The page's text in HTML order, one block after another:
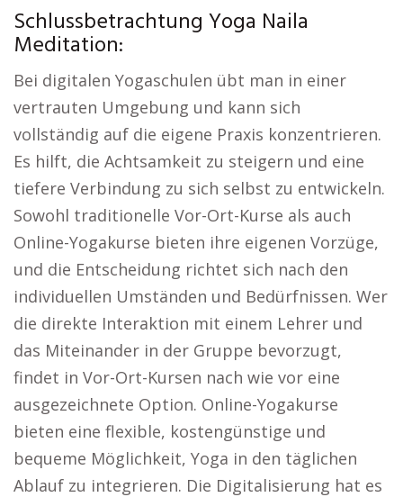
Schlussbetrachtung Yoga Naila
Meditation:
Bei digitalen Yogaschulen übt man in einer
vertrauten Umgebung und kann sich
vollständig auf die eigene Praxis konzentrieren.
Es hilft, die Achtsamkeit zu steigern und eine
tiefere Verbindung zu sich selbst zu entwickeln.
Sowohl traditionelle Vor-Ort-Kurse als auch
Online-Yogakurse bieten ihre eigenen Vorzüge,
und die Entscheidung richtet sich nach den
individuellen Umständen und Bedürfnissen. Wer
die direkte Interaktion mit einem Lehrer und
das Miteinander in der Gruppe bevorzugt,
findet in Vor-Ort-Kursen nach wie vor eine
ausgezeichnete Option. Online-Yogakurse
bieten eine flexible, kostengünstige und
bequeme Möglichkeit, Yoga in den täglichen
Ablauf zu integrieren. Die Digitalisierung hat es